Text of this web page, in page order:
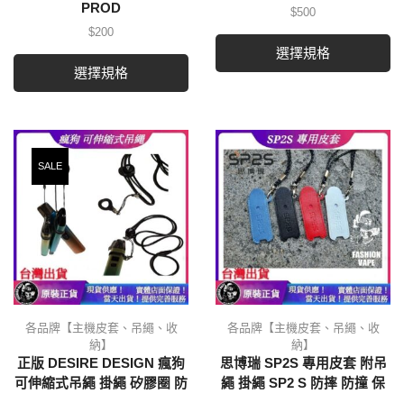
PROD
$200
選擇規格
$500
選擇規格
SALE
各品牌【主機皮套、吊繩、收
納】
正版 DESIRE DESIGN 瘋狗
可伸縮式吊繩 掛繩 矽膠圈 防
各品牌【主機皮套、吊繩、收
納】
思博瑞 SP2S 專用皮套 附吊
繩 掛繩 SP2 S 防摔 防撞 保